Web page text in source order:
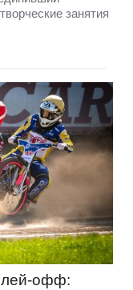
занятия
офф: